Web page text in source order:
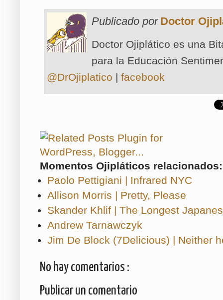
Publicado por Doctor
Doctor Ojiplático es una
para la Educación
@DrOjiplatico | facebook
Momentos Ojipláticos relacionados:
Paolo Pettigiani | Infrared NYC
Allison Morris | Pretty, Please
Skander Khlif | The Longest
Andrew Tarnawczyk
Jim De Block (7Delicious) | Neither
No hay comentarios :
Publicar un comentario